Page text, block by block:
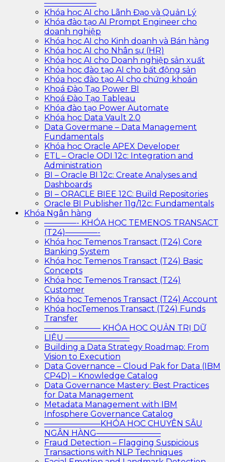
——————–
Khóa học AI cho Lãnh Đạo và Quản Lý
Khóa đào tạo AI Prompt Engineer cho
doanh nghiệp
Khóa học AI cho Kinh doanh và Bán hàng
Khóa học AI cho Nhân sự (HR)
Khóa học AI cho Doanh nghiệp sản xuất
Khóa học đào tạo AI cho bất động sản
Khóa học đào tạo AI cho chứng khoán
Khoá Đào Tạo Power BI
Khoá Đào Tạo Tableau
Khóa đào tạo Power Automate
Khóa học Data Vault 2.0
Data Govermane – Data Management
Fundamentals
Khóa học Oracle APEX Developer
ETL – Oracle ODI 12c: Integration and
Administration
BI – Oracle BI 12c: Create Analyses and
Dashboards
BI – ORACLE BIEE 12C: Build Repositories
Oracle BI Publisher 11g/12c: Fundamentals
Khóa Ngân hàng
————- KHÓA HỌC TEMENOS TRANSACT
(T24)————-
Khóa học Temenos Transact (T24) Core
Banking System
Khóa học Temenos Transact (T24) Basic
Concepts
Khóa học Temenos Transact (T24)
Customer
Khóa học Temenos Transact (T24) Account
Khóa họcTemenos Transact (T24) Funds
Transfer
——————— KHÓA HỌC QUẢN TRỊ DỮ
LIỆU ————————
Building a Data Strategy Roadmap: From
Vision to Execution
Data Governance – Cloud Pak for Data (IBM
CP4D) – Knowledge Catalog
Data Governance Mastery: Best Practices
for Data Management
Metadata Management with IBM
Infosphere Governance Catalog
———————KHÓA HỌC CHUYÊN SÂU
NGÂN HÀNG————————
Fraud Detection – Flagging Suspicious
Transactions with NLP Techniques